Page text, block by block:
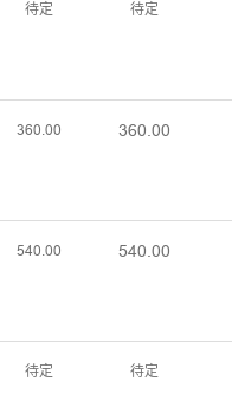
待定 待定
ŁƧřŤřř ŁƧřŤřř
œȂřŤřř œȂřŤřř
待定 待定